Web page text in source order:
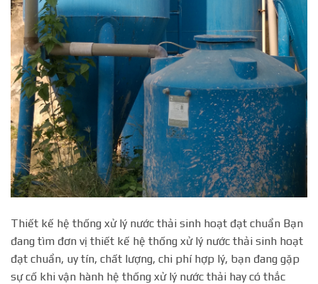
Thiết kế hệ thống xử lý nước thải sinh hoạt đạt chuẩn Bạn
đang tìm đơn vị thiết kế hệ thống xử lý nước thải sinh hoạt
đạt chuẩn, uy tín, chất lượng, chi phí hợp lý, bạn đang gặp
sự cố khi vận hành hệ thống xử lý nước thải hay có thắc